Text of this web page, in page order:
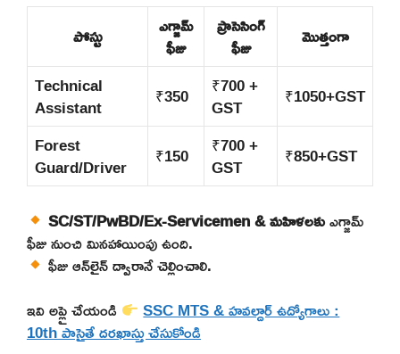
పోస్టు ఎగ్జామ్
ఫీజు
ప్రాసెసింగ్
ఫీజు
మొత్తంగా
Technical
Assistant ₹350 ₹700 +
GST
₹1050+GST
Forest
Guard/Driver ₹150 ₹700 +
GST ₹850+GST
SC/ST/PwBD/Ex-Servicemen & మహిళలకుఎగ్జామ్
ఫీజు నుంచి మినహాయింపు ఉంది.
ఫీజు ఆన్‌లైన్ ద్వారానే చెల్లించాలి.
ఇవి అప్లై చేయండి
SSC MTS & హవల్దార్ ఉద్యోగాలు :
10th పాసైతే దరఖాస్తు చేసుకోండి